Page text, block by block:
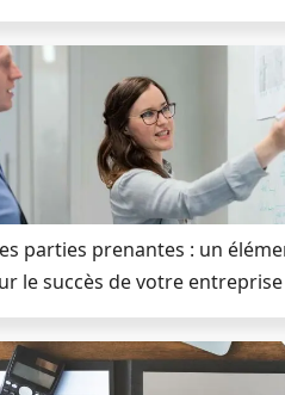
parties prenantes : un
le succès de votre entreprise